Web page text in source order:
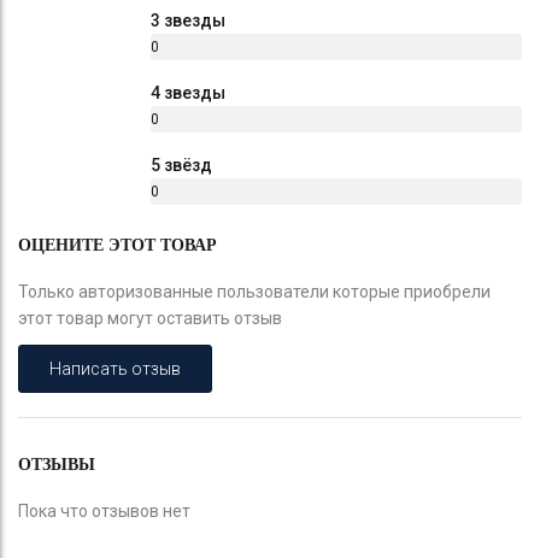
3 звезды
0
4 звезды
0
5 звёзд
0
ОЦЕНИТЕ ЭТОТ ТОВАР
Только авторизованные пользователи которые приобрели
этот товар могут оставить отзыв
Написать отзыв
ОТЗЫВЫ
Пока что отзывов нет